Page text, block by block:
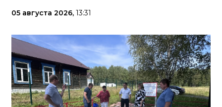
05 августа 2026, 13:31